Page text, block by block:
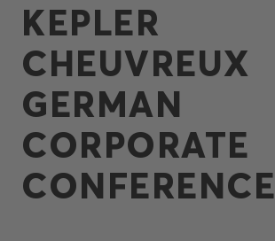
KEPLER
CHEUVREUX
GERMAN
CORPORATE
CONFERENCE